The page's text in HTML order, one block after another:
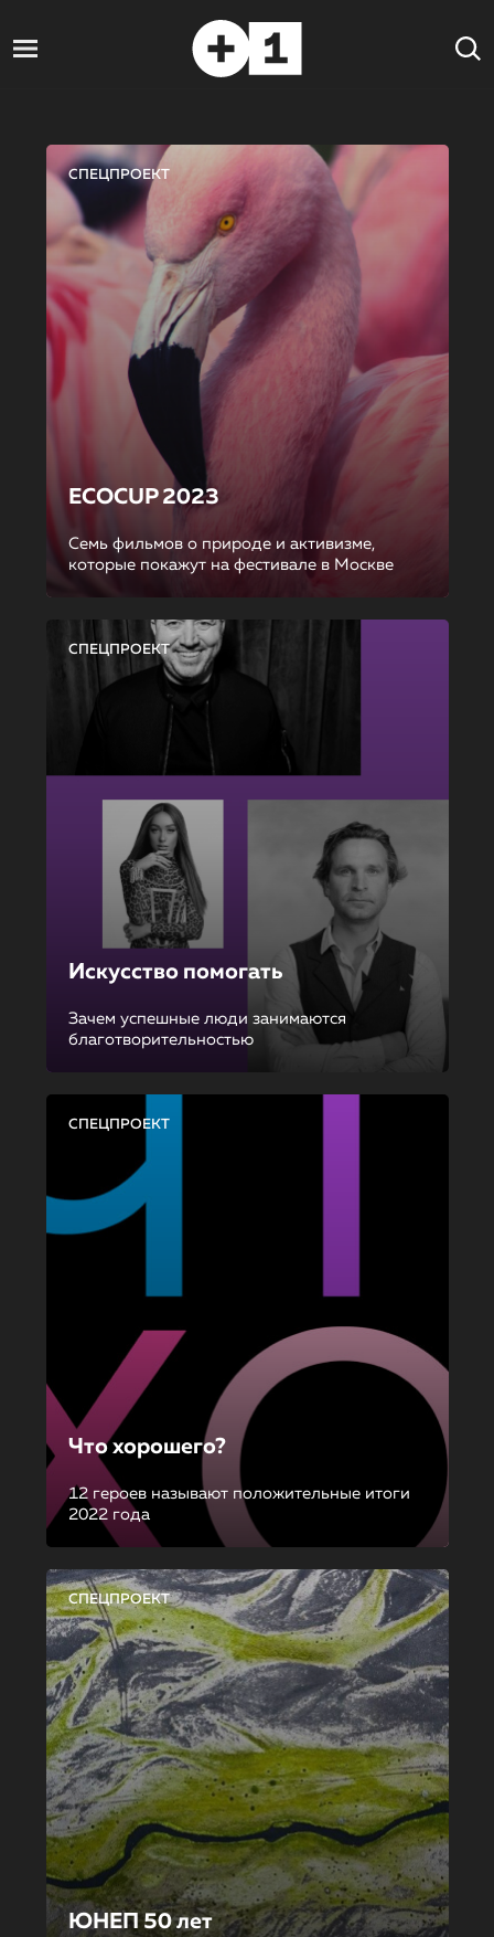
СПЕЦПРОЕКТ
ECOCUP 2023
Семь фильмов о природе и активизме,
которые покажут на фестивале в Москве
СПЕЦПРОЕКТ
Искусство помогать
Зачем успешные люди занимаются
благотворительностью
СПЕЦПРОЕКТ
Что хорошего?
12 героев называют положительные итоги
2022 года
СПЕЦПРОЕКТ
ЮНЕП 50 лет